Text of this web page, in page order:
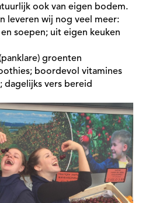
ook van eigen bodem.
leveren wij nog veel meer:
soepen; uit eigen keuken
groenten
boordevol vitamines
dagelijks vers bereid